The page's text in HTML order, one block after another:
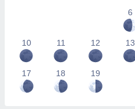
6
10 11 12 13
17 18 19